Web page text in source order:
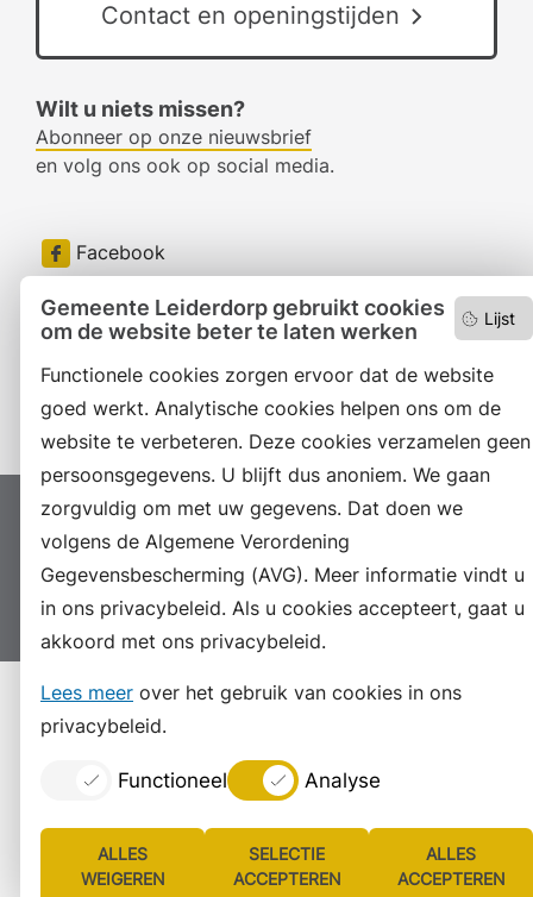
Lijst
Gemeente Leiderdorp gebruikt cookies
om de website beter te laten werken
Functionele cookies zorgen ervoor dat de website
goed werkt. Analytische cookies helpen ons om de
website te verbeteren. Deze cookies verzamelen geen
persoonsgegevens. U blijft dus anoniem. We gaan
zorgvuldig om met uw gegevens. Dat doen we
volgens de Algemene Verordening
Gegevensbescherming (AVG). Meer informatie vindt u
in ons privacybeleid. Als u cookies accepteert, gaat u
akkoord met ons privacybeleid.
Lees meer over het gebruik van cookies in ons
privacybeleid.
Functioneel Analyse
ALLES
WEIGEREN
SELECTIE
ACCEPTEREN
ALLES
ACCEPTEREN
Contact en openingstijden
Wilt u niets missen?
Abonneer op onze nieuwsbrief
en volg ons ook op social media.
Facebook
RSS
Instagram
Proclaimer
Toegankelijkheid
Sitemap
Privacyverklaring
Servicenormen
Suggesties
Archief Vacatures